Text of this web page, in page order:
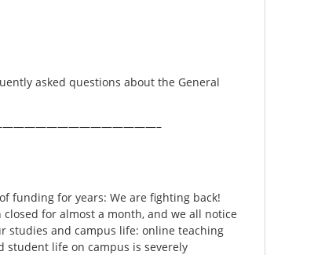
asked questions about the General
funding for years: We are fighting back!
for almost a month, and we all notice
studies and campus life: online teaching
student life on campus is severely